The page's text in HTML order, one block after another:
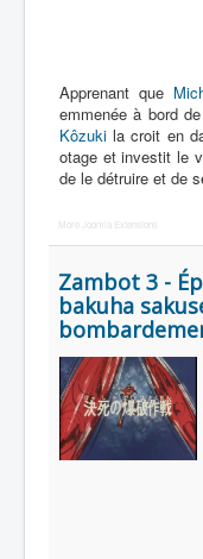
Scénariste
Réalisateur
Animateur
Apprenant que
emmenée à bord de
Kôzuki la croit en
otage et investit le
de le détruire et de
More Joomla Extensions
Zambot 3 -
bakuha